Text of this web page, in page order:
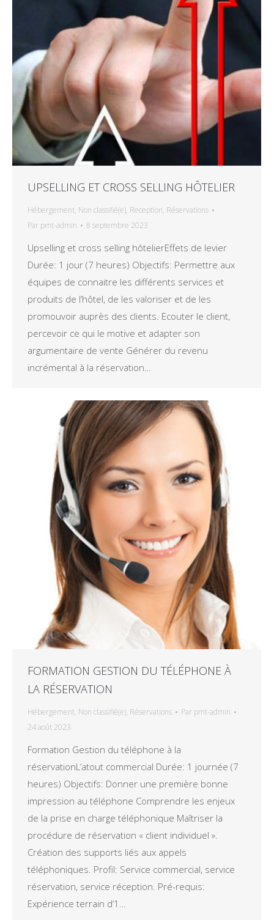
UPSELLING ET CROSS SELLING HÔTELIER
Hébergement, Non classifié(e), Reception, Réservations
Par pmt-admin 8 septembre 2023
Upselling et cross selling hôtelierEffets de levier
Durée: 1 jour (7 heures) Objectifs: Permettre aux
équipes de connaitre les différents services et
produits de l’hôtel, de les valoriser et de les
promouvoir auprès des clients. Ecouter le client,
percevoir ce qui le motive et adapter son
argumentaire de vente Générer du revenu
incrémental à la réservation…
FORMATION GESTION DU TÉLÉPHONE À
LA RÉSERVATION
Hébergement, Non classifié(e), Réservations Par pmt-admin
24 août 2023
Formation Gestion du téléphone à la
réservationL’atout commercial Durée: 1 journée (7
heures) Objectifs: Donner une première bonne
impression au téléphone Comprendre les enjeux
de la prise en charge téléphonique Maîtriser la
procédure de réservation « client individuel ».
Création des supports liés aux appels
téléphoniques. Profil: Service commercial, service
réservation, service réception. Pré-requis:
Expérience terrain d’1…